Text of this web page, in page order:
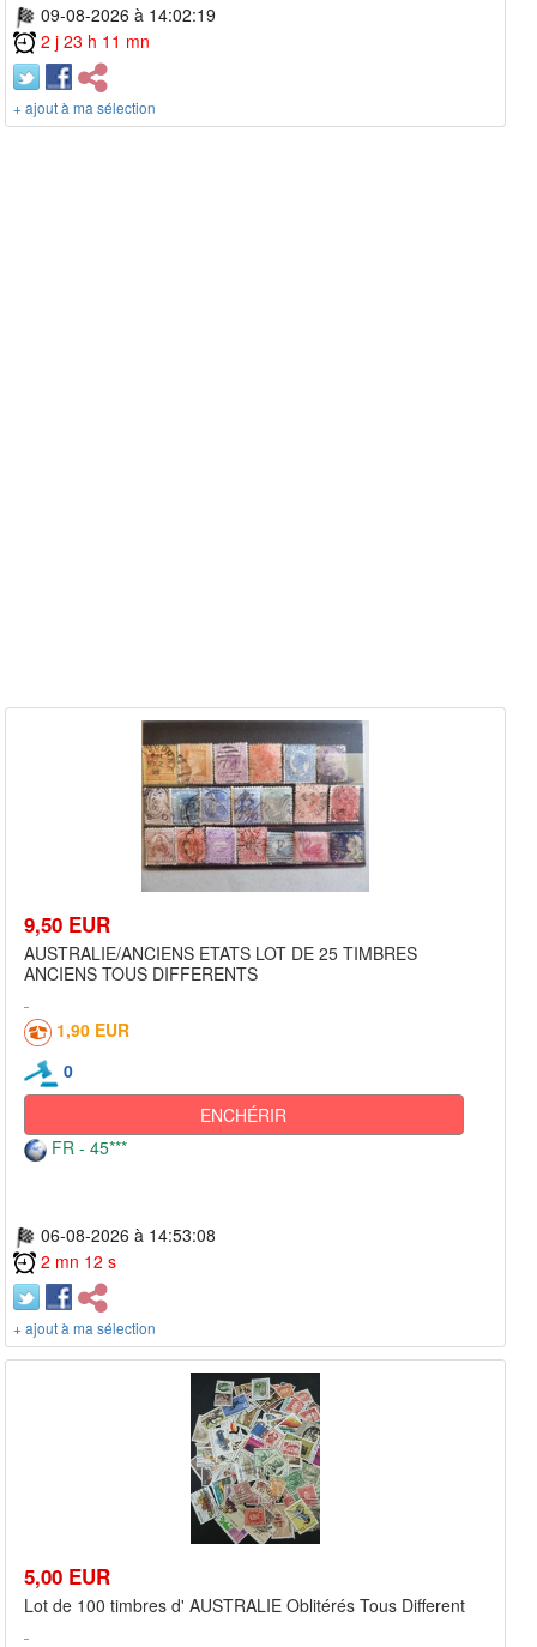
09-08-2026 à 14:02:19
2 j 23 h 11 mn
+ ajout à ma sélection
9,50 EUR
AUSTRALIE/ANCIENS ETATS LOT DE 25 TIMBRES
ANCIENS TOUS DIFFERENTS
1,90 EUR
0
ENCHÉRIR
FR - 45***
06-08-2026 à 14:53:08
2 mn 12 s
+ ajout à ma sélection
5,00 EUR
Lot de 100 timbres d' AUSTRALIE Oblitérés Tous Different